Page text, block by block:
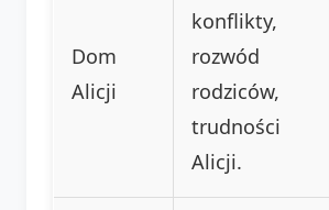
Dom
Alicji
konflikty,
rozwód
rodziców,
trudności
Alicji.